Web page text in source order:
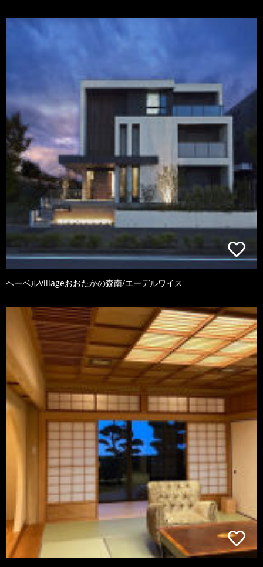
ヘーベルVillageおおたかの森南/エーデルワイス